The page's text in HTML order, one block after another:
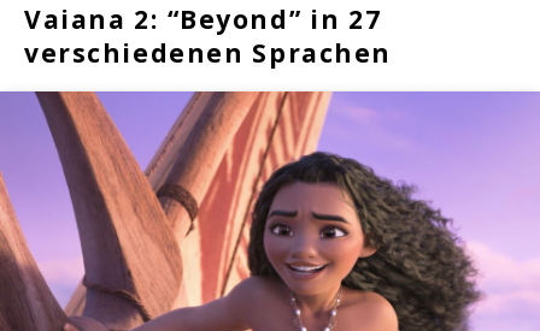
Vaiana 2: “Beyond” in 27
verschiedenen Sprachen